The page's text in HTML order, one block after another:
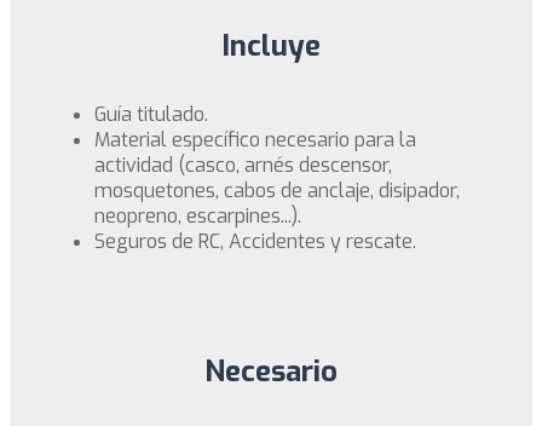
Incluye
Guía titulado.
Material específico necesario para la
actividad (casco, arnés descensor,
mosquetones, cabos de anclaje, disipador,
neopreno, escarpines...).
Seguros de RC, Accidentes y rescate.
Necesario